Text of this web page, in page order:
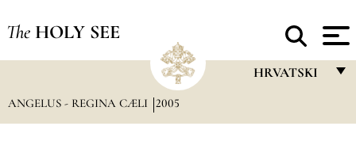
The HOLY SEE
HRVATSKI
ANGELUS - REGINA CÆLI 2005